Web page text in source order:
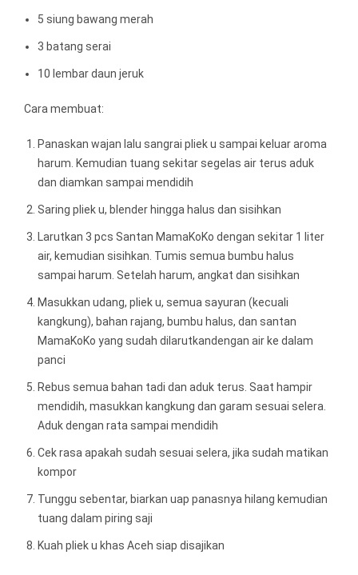
5 siung bawang merah
3 batang serai
10 lembar daun jeruk
Cara membuat:
Panaskan wajan lalu sangrai pliek u sampai keluar aroma
harum. Kemudian tuang sekitar segelas air terus aduk
dan diamkan sampai mendidih
Saring pliek u, blender hingga halus dan sisihkan
Larutkan 3 pcs Santan MamaKoKo dengan sekitar 1 liter
air, kemudian sisihkan. Tumis semua bumbu halus
sampai harum. Setelah harum, angkat dan sisihkan
Masukkan udang, pliek u, semua sayuran (kecuali
kangkung), bahan rajang, bumbu halus, dan santan
MamaKoKo yang sudah dilarutkandengan air ke dalam
panci
Rebus semua bahan tadi dan aduk terus. Saat hampir
mendidih, masukkan kangkung dan garam sesuai selera.
Aduk dengan rata sampai mendidih
Cek rasa apakah sudah sesuai selera, jika sudah matikan
kompor
Tunggu sebentar, biarkan uap panasnya hilang kemudian
tuang dalam piring saji
Kuah pliek u khas Aceh siap disajikan